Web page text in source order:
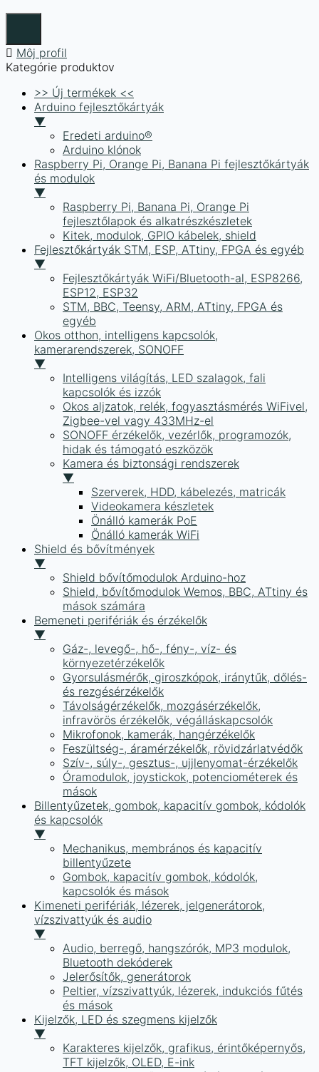
Môj profil
Kategórie produktov
>> Új termékek <<
Arduino fejlesztőkártyák
▼
Eredeti arduino®
Arduino klónok
Raspberry Pi, Orange Pi, Banana Pi fejlesztőkártyák
és modulok
▼
Raspberry Pi, Banana Pi, Orange Pi
fejlesztőlapok és alkatrészkészletek
Kitek, modulok, GPIO kábelek, shield
Fejlesztőkártyák STM, ESP, ATtiny, FPGA és egyéb
▼
Fejlesztőkártyák WiFi/Bluetooth-al, ESP8266,
ESP12, ESP32
STM, BBC, Teensy, ARM, ATtiny, FPGA és
egyéb
Okos otthon, intelligens kapcsolók,
kamerarendszerek, SONOFF
▼
Intelligens világítás, LED szalagok, fali
kapcsolók és izzók
Okos aljzatok, relék, fogyasztásmérés WiFivel,
Zigbee-vel vagy 433MHz-el
SONOFF érzékelők, vezérlők, programozók,
hidak és támogató eszközök
Kamera és biztonsági rendszerek
▼
Szerverek, HDD, kábelezés, matricák
Videokamera készletek
Önálló kamerák PoE
Önálló kamerák WiFi
Shield és bővítmények
▼
Shield bővítőmodulok Arduino-hoz
Shield, bővítőmodulok Wemos, BBC, ATtiny és
mások számára
Bemeneti perifériák és érzékelők
▼
Gáz-, levegő-, hő-, fény-, víz- és
környezetérzékelők
Gyorsulásmérők, giroszkópok, iránytűk, dőlés-
és rezgésérzékelők
Távolságérzékelők, mozgásérzékelők,
infravörös érzékelők, végálláskapcsolók
Mikrofonok, kamerák, hangérzékelők
Feszültség-, áramérzékelők, rövidzárlatvédők
Szív-, súly-, gesztus-, ujjlenyomat-érzékelők
Óramodulok, joystickok, potenciométerek és
mások
Billentyűzetek, gombok, kapacitív gombok, kódolók
és kapcsolók
▼
Mechanikus, membrános és kapacitív
billentyűzete
Gombok, kapacitív gombok, kódolók,
kapcsolók és mások
Kimeneti perifériák, lézerek, jelgenerátorok,
vízszivattyúk és audio
▼
Audio, berregő, hangszórók, MP3 modulok,
Bluetooth dekóderek
Jelerősítők, generátorok
Peltier, vízszivattyúk, lézerek, indukciós fűtés
és mások
Kijelzők, LED és szegmens kijelzők
▼
Karakteres kijelzők, grafikus, érintőképernyős,
TFT kijelzők, OLED, E-ink